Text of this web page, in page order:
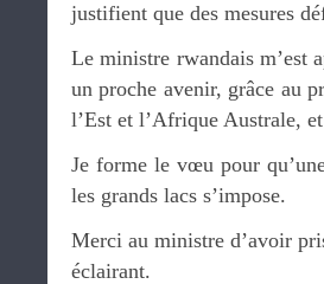
justifient que des mesures
Le ministre rwandais m’est
un proche avenir, grâce au
l’Est et l’Afrique Australe,
Je forme le vœu pour
les grands lacs s’impose.
Merci au ministre d’avoir
éclairant.